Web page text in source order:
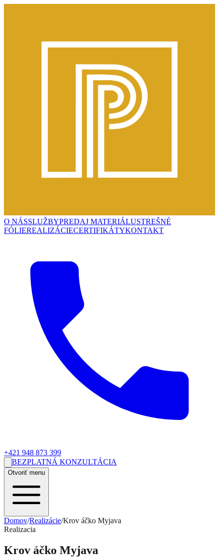
O NÁSSLUŽBYPREDAJ MATERIÁLUSTREŠNÉ
FÓLIEREALIZÁCIECERTIFIKÁTYKONTAKT
+421 948 873 399
BEZPLATNÁ KONZULTÁCIA
Otvoriť menu
Domov/Realizácie/Krov áčko Myjava
Realizacia
Krov áčko Myjava